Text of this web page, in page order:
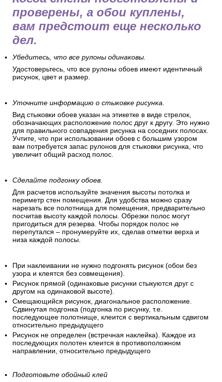
проверены, а обои куплены,
вам предстоит еще несколько
дел.
Убедитесь, что все рулоны одинаковы.
Удостоверьтесь, что все рулоны обоев имеют идентичный
рисунок, цвет и размер.
Уточните информацию о стыковке рисунка.
Вид стыковки обоев указан на этикетке в виде стрелок,
обозначающих расположение полос друг к другу. Это нужно
для правильного совпадения рисунка на соседних полосах.
Учтите, что при использовании обоев с большим узором
вам потребуется запас рулонов для стыковки рисунка, что
увеличит общий расход полос.
Сделайте подгонку обоев.
Для расчетов используйте значения высоты потолка и
периметр стен помещения. Для удобства можно сразу
нарезать все полотнища для помещения, предварительно
посчитав высоту каждой полосы. Обрезки полос могут
пригодиться для резерва. Чтобы порядок полос не
перепутался – пронумеруйте их, сделав отметки верха и
низа каждой полосы.
При наклеивании не нужно подгонять рисунок (обои без
узора и клеятся без совмещения).
Рисунок прямой (одинаковые рисунки стыкуются друг с
другом на одинаковой высоте).
Смещающийся рисунок, диагональное расположение.
Сдвинутая подгонка (подгонка по рисунку, т.е.
последующее полотнище, клеится с вертикальным сдвигом
относительно предыдущего
Рисунок не определен (встречная наклейка). Каждое из
последующих полотен клеится в противоположном
направлении, относительно предыдущего
Подготовьте обойный клей